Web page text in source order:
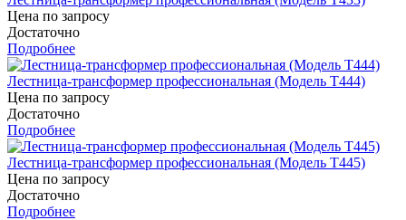
Цена по запросу
Достаточно
Подробнее
Лестница-трансформер профессиональная (Модель T444)
Цена по запросу
Достаточно
Подробнее
Лестница-трансформер профессиональная (Модель T445)
Цена по запросу
Достаточно
Подробнее